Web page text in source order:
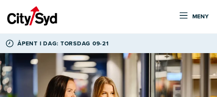
MENY
ÅPENT I DAG: TORSDAG 09-21